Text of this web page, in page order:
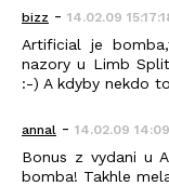
bizz - 14.02.09
Artificial je
nazory u Limb
:-) A kdyby nekdo
annal - 14.02.09
Bonus z vydani u
bomba! Takhle